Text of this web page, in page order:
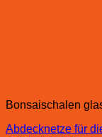
Bonsaischalen
Abdecknetze für